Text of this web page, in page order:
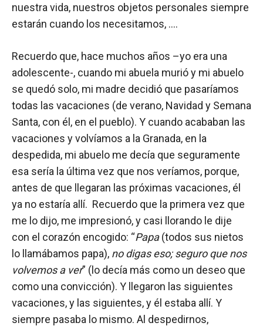
nuestra vida, nuestros objetos personales siempre
estarán cuando los necesitamos, ….
Recuerdo que, hace muchos años –yo era una
adolescente-, cuando mi abuela murió y mi abuelo
se quedó solo, mi madre decidió que pasaríamos
todas las vacaciones (de verano, Navidad y Semana
Santa, con él, en el pueblo). Y cuando acababan las
vacaciones y volvíamos a la Granada, en la
despedida, mi abuelo me decía que seguramente
esa sería la última vez que nos veríamos, porque,
antes de que llegaran las próximas vacaciones, él
ya no estaría allí. Recuerdo que la primera vez que
me lo dijo, me impresionó, y casi llorando le dije
con el corazón encogido: “Papa(todos sus nietos
lo llamábamos papa), no digas eso; seguro que nos
volvemos a ver” (lo decía más como un deseo que
como una convicción). Y llegaron las siguientes
vacaciones, y las siguientes, y él estaba allí. Y
siempre pasaba lo mismo. Al despedirnos,